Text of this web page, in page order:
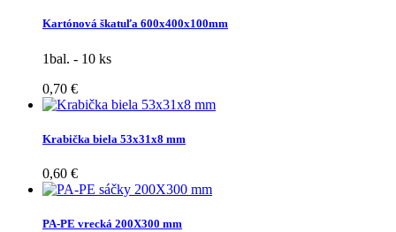
Kartónová škatuľa 600x400x100mm
1bal. - 10 ks
0,70 €
Krabička biela 53x31x8 mm
0,60 €
PA-PE vrecká 200X300 mm